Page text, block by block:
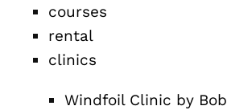
courses
rental
clinics
Windfoil Clinic by Bob